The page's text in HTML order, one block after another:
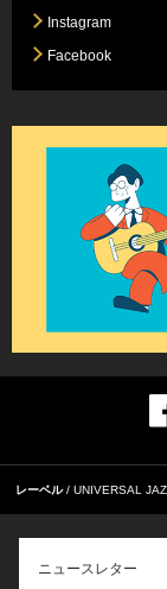
Instagram
Facebook
レーベル UNIVERSAL
ニュースレター